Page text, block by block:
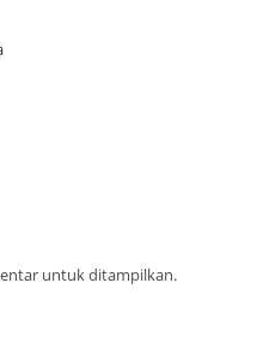
untuk ditampilkan.